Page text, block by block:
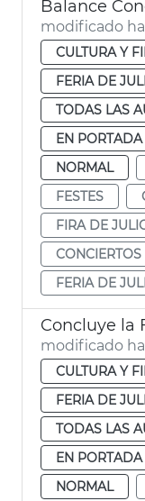
modificado
CULTURA Y
FERIA DE
TODAS LAS
EN PORTADA
NORMAL
FESTES
FIRA DE
FERIA DE
Concluye la
modificado
CULTURA Y
FERIA DE
TODAS LAS
EN PORTADA
NORMAL